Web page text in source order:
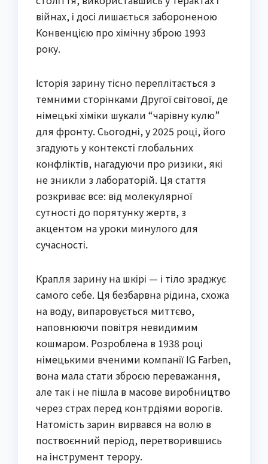
війнах, і досі лишається забороненою
Конвенцією про хімічну зброю 1993
року.
Історія зарину тісно переплітається з
темними сторінками Другої світової, де
німецькі хіміки шукали “чарівну кулю”
для фронту. Сьогодні, у 2025 році, його
згадують у контексті глобальних
конфліктів, нагадуючи про ризики, які
не зникли з лабораторій. Ця стаття
розкриває все: від молекулярної
сутності до порятунку жертв, з
акцентом на уроки минулого для
сучасності.
Крапля зарину на шкірі — і тіло зраджує
самого себе. Ця безбарвна рідина, схожа
на воду, випаровується миттєво,
наповнюючи повітря невидимим
кошмаром. Розроблена в 1938 році
німецькими вченими компанії IG Farben,
вона мала стати зброєю переважання,
але так і не пішла в масове виробництво
через страх перед контрдіями ворогів.
Натомість зарин вирвався на волю в
поствоєнний період, перетворившись
на інструмент терору.